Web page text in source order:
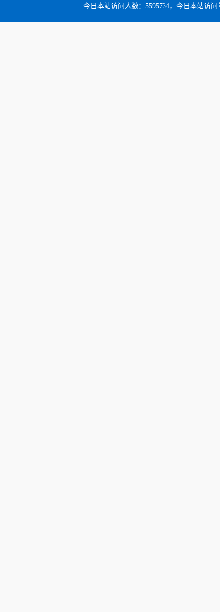
今日本站访问人数：5595734，今日本站访问